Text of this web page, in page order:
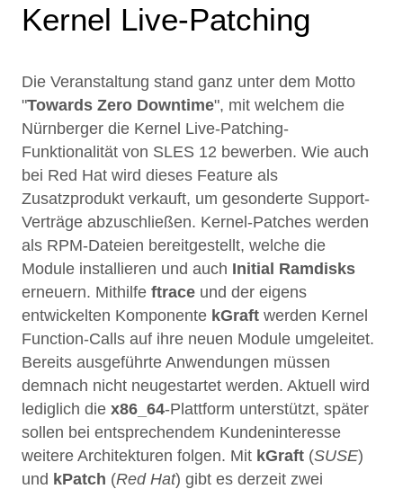
Kernel Live-Patching
Die Veranstaltung stand ganz unter dem Motto
"Towards Zero Downtime", mit welchem die
Nürnberger die Kernel Live-Patching-
Funktionalität von SLES 12 bewerben. Wie auch
bei Red Hat wird dieses Feature als
Zusatzprodukt verkauft, um gesonderte Support-
Verträge abzuschließen. Kernel-Patches werden
als RPM-Dateien bereitgestellt, welche die
Module installieren und auch Initial Ramdisks
erneuern. Mithilfe ftrace und der eigens
entwickelten Komponente kGraft werden Kernel
Function-Calls auf ihre neuen Module umgeleitet.
Bereits ausgeführte Anwendungen müssen
demnach nicht neugestartet werden. Aktuell wird
lediglich die x86_64-Plattform unterstützt, später
sollen bei entsprechendem Kundeninteresse
weitere Architekturen folgen. Mit kGraft (SUSE)
und kPatch (Red Hat) gibt es derzeit zwei